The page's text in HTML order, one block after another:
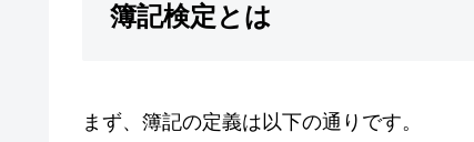
簿記検定とは
まず、簿記の定義は以下の通りです。